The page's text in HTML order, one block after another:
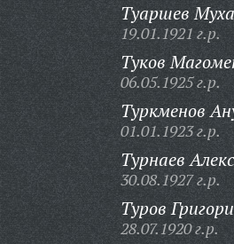
Туаршев
19.01.1921 г.р.
Туков
06.05.1925 г.р.
Туркменов
01.01.1923 г.р.
Турнаев
30.08.1927 г.р.
Туров
28.07.1920 г.р.